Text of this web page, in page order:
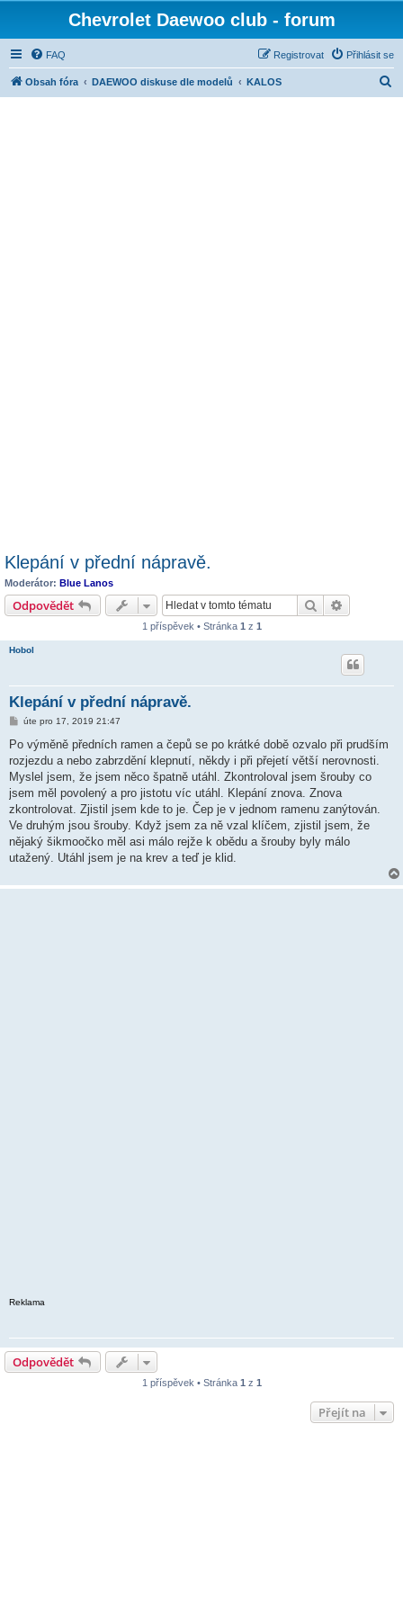
Chevrolet Daewoo club - forum
FAQ Přihlásit se
Registrovat
Obsah fóra DAEWOO diskuse dle modelů KALOS
Klepání v přední nápravě.
Moderátor: Blue Lanos
Odpovědět Hledat
1 příspěvek • Stránka 1 z 1
Hobol
Klepání v přední nápravě.
P
í
p
ě
v
e
k
úte pro 17, 2019 21:47
Po výměně předních ramen a čepů se po krátké době ozvalo při prudším
rozjezdu a nebo zabrzdění klepnutí, někdy i při přejetí větší nerovnosti.
Myslel jsem, že jsem něco špatně utáhl. Zkontroloval jsem šrouby co
jsem měl povolený a pro jistotu víc utáhl. Klepání znova. Znova
zkontrolovat. Zjistil jsem kde to je. Čep je v jednom ramenu zanýtován.
Ve druhým jsou šrouby. Když jsem za ně vzal klíčem, zjistil jsem, že
nějaký šikmoočko měl asi málo rejže k obědu a šrouby byly málo
utažený. Utáhl jsem je na krev a teď je klid.
Reklama
Odpovědět
1 příspěvek • Stránka 1 z 1
Přejít na